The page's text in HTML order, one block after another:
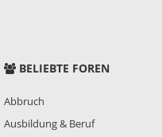
BELIEBTE FOREN
Abbruch
Ausbildung & Beruf